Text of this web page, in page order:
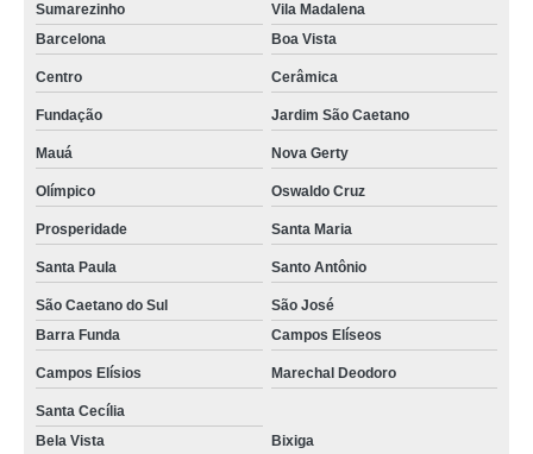
foto lembrança na Zona Oeste preço Jardim Isabella
foto lembrança casamento Várzea da Barra Funda
foto lembrança para eventos Fernandópolis
lembrancinha com foto preço Casa Verde Alta
empresa de foto lembrança telefone Vila Guedes
fotografias de lembrança de casamento preço Hipódromo
fotografias de lembrança de casamento preço Vila Maria Alta
preço de serviço foto lembrança Taquaritinga
fotos de lembrança de casamento Aclimação
Sumarezinho
Vila Madalena
Barcelona
Boa Vista
Centro Cerâmica
Fundação Jardim São Caetano
Mauá Nova Gerty
Olímpico Oswaldo Cruz
Prosperidade Santa Maria
Santa Paula Santo Antônio
São Caetano do Sul
São José
Barra Funda
Campos Elíseos
Campos Elísios Marechal Deodoro
Santa Cecília
Bela Vista
Bixiga